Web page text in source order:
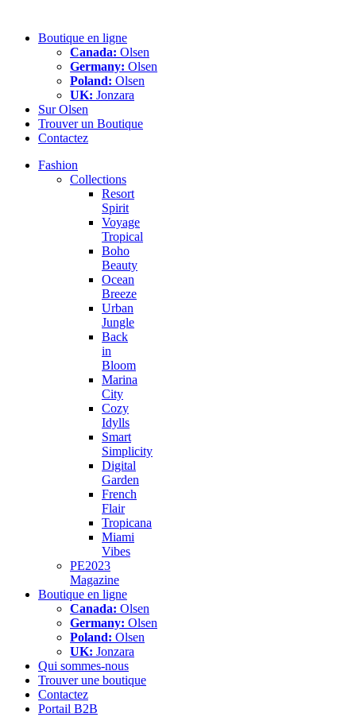
Boutique en ligne
Canada: Olsen
Germany: Olsen
Poland: Olsen
UK: Jonzara
Sur Olsen
Trouver un Boutique
Contactez
Fashion
Collections
Resort
Spirit
Voyage
Tropical
Boho
Beauty
Ocean
Breeze
Urban
Jungle
Back
in
Bloom
Marina
City
Cozy
Idylls
Smart
Simplicity
Digital
Garden
French
Flair
Tropicana
Miami
Vibes
PE2023
Magazine
Boutique en ligne
Canada: Olsen
Germany: Olsen
Poland: Olsen
UK: Jonzara
Qui sommes-nous
Trouver une boutique
Contactez
Portail B2B